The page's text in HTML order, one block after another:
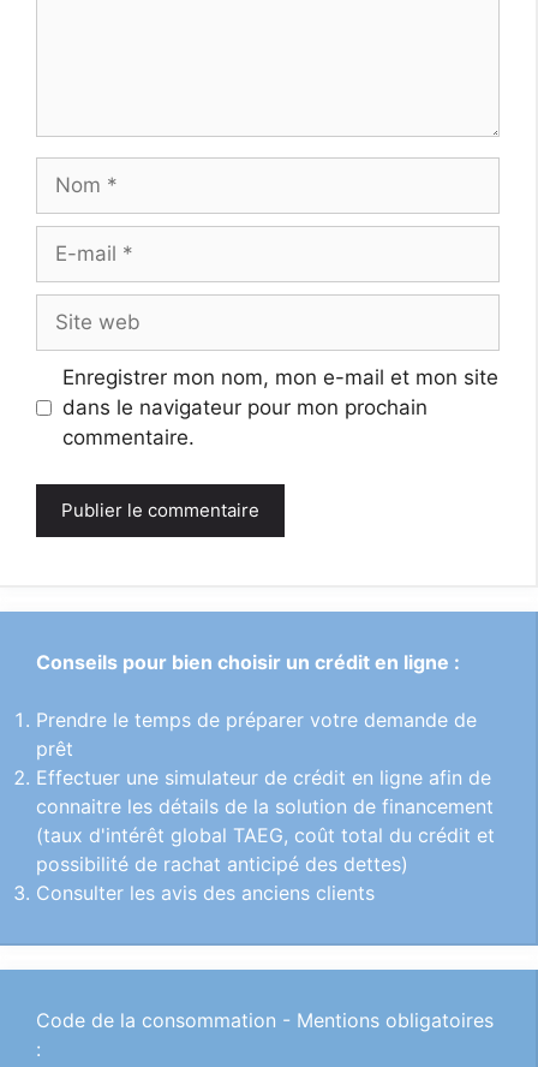
Nom
Site
web
Enregistrer mon nom, mon e-mail et mon site
dans le navigateur pour mon prochain
commentaire.
Conseils pour bien choisir un crédit en ligne :
Prendre le temps de préparer votre demande de
prêt
Effectuer une simulateur de crédit en ligne afin de
connaitre les détails de la solution de financement
(taux d'intérêt global TAEG, coût total du crédit et
possibilité de rachat anticipé des dettes)
Consulter les avis des anciens clients
Code de la consommation - Mentions obligatoires
: